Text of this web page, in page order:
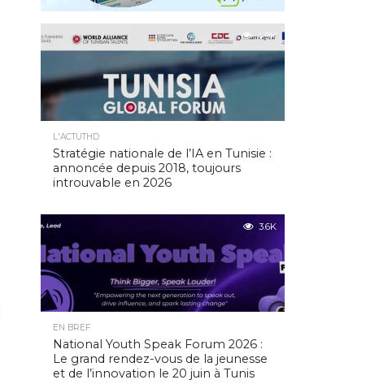
4.9K
L'ACTUTHD
Stratégie nationale de l’IA en Tunisie :
annoncée depuis 2018, toujours
introuvable en 2026
3.6K
EN BREF
National Youth Speak Forum 2026 :
Le grand rendez-vous de la jeunesse
et de l’innovation le 20 juin à Tunis